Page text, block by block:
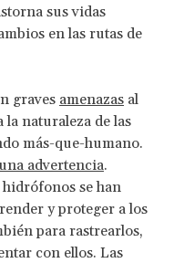
sus vidas
en las rutas de
graves amenazas al
la naturaleza de las
más-que-humano.
una advertencia.
se han
y proteger a los
para rastrearlos,
con ellos. Las